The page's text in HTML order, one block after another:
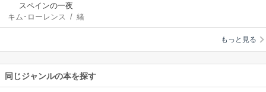
スペインの一夜
キム･ローレンス /緒
形裕美
もっと見る
同じジャンルの本を探す